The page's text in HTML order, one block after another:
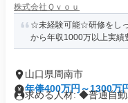
株式会社Ｑｖｏｕ
☆未経験可能☆研修をし
から年収1000万以上実績
山口県周南市
年俸400万円～1300万
求める人材: ◆普通自